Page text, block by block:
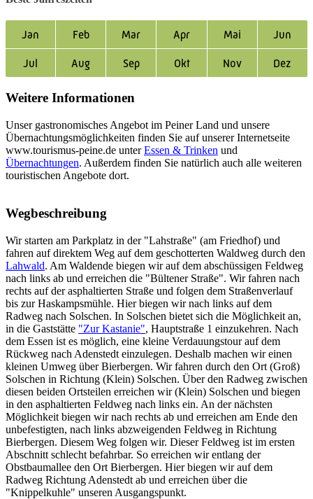
Jan Feb Mar Apr Mai Jun
Jul Aug Sep Okt Nov Dez
Wegbeschreibung
Wir starten am Parkplatz in der "Lahstraße" (am Friedhof) und
fahren auf direktem Weg auf dem geschotterten Waldweg durch den
Lahwald. Am Waldende biegen wir auf dem abschüssigen Feldweg
nach links ab und erreichen die "Bültener Straße". Wir fahren nach
rechts auf der asphaltierten Straße und folgen dem Straßenverlauf
bis zur Haskampsmühle. Hier biegen wir nach links auf dem
Radweg nach Solschen. In Solschen bietet sich die Möglichkeit an,
in die Gaststätte "Zur Kastanie", Hauptstraße 1 einzukehren. Nach
dem Essen ist es möglich, eine kleine Verdauungstour auf dem
Rückweg nach Adenstedt einzulegen. Deshalb machen wir einen
kleinen Umweg über Bierbergen. Wir fahren durch den Ort (Groß)
Solschen in Richtung (Klein) Solschen. Über den Radweg zwischen
diesen beiden Ortsteilen erreichen wir (Klein) Solschen und biegen
in den asphaltierten Feldweg nach links ein. An der nächsten
Möglichkeit biegen wir nach rechts ab und erreichen am Ende den
unbefestigten, nach links abzweigenden Feldweg in Richtung
Bierbergen. Diesem Weg folgen wir. Dieser Feldweg ist im ersten
Abschnitt schlecht befahrbar. So erreichen wir entlang der
Obstbaumallee den Ort Bierbergen. Hier biegen wir auf dem
Radweg Richtung Adenstedt ab und erreichen über die
"Knippelkuhle" unseren Ausgangspunkt.
Weitere Informationen
Unser gastronomisches Angebot im Peiner Land und unsere
Übernachtungsmöglichkeiten finden Sie auf unserer Internetseite
www.tourismus-peine.de unterEssen & Trinken und
Übernachtungen. Außerdem finden Sie natürlich auch alle weiteren
touristischen Angebote dort.